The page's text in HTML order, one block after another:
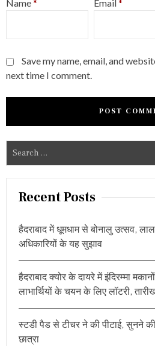
Name* Email*
Save my name, email, and
next time I comment.
a
Recent Posts
हैदराबाद में धूमधाम से बोनालु उत्सव,
अधिकारियों के यह सुझाव
हैदराबाद क्योर के दायरे में इंदिरम्मा
लाभार्थियों के चयन के लिए लॉटरी,
स्टडी पैड से टीचर ने की पीटाई, सुनने की
छात्रा